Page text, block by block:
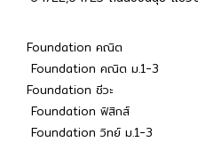
Foundation คณิต
Foundation คณิต ม.1-3
Foundation ชีวะ
Foundation ฟิสิกส์
Foundation วิทย์ ม.1-3